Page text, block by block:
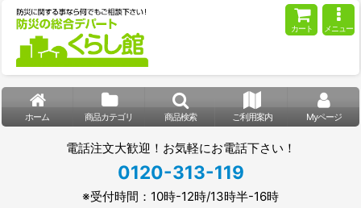
カート メニュー
ホーム 商品カテゴリ 商品検索 ご利用案内 Myページ
電話注文大歓迎！お気軽にお電話下さい！
0120-313-119
※受付時間：10時-12時/13時半-16時